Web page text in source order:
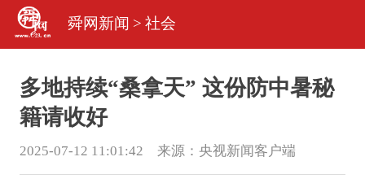
舜网新闻 > 社会
多地持续“桑拿天” 这份防中暑秘
籍请收好
2025-07-12 11:01:42 来源： 央视新闻客户端